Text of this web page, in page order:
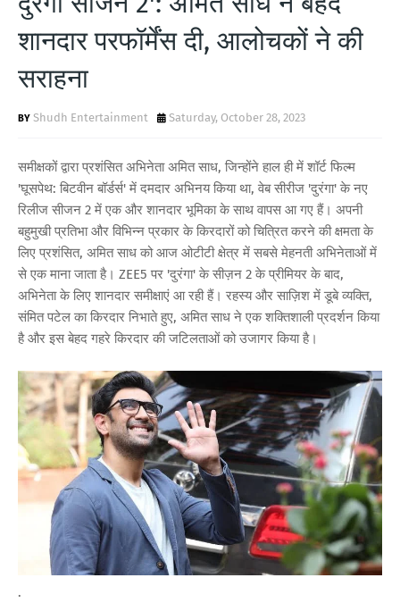
T
S
शानदार परफॉर्मेंस दी, आलोचकों ने की
सराहना
Shudh Entertainment Saturday, October 28, 2023
समीक्षकों द्वारा प्रशंसित अभिनेता अमित साध, जिन्होंने हाल ही में शॉर्ट फिल्म
'घूसपेथ: बिटवीन बॉर्डर्स' में दमदार अभिनय किया था, वेब सीरीज 'दुरंगा' के नए
रिलीज सीजन 2 में एक और शानदार भूमिका के साथ वापस आ गए हैं। अपनी
बहुमुखी प्रतिभा और विभिन्न प्रकार के किरदारों को चित्रित करने की क्षमता के
लिए प्रशंसित, अमित साध को आज ओटीटी क्षेत्र में सबसे मेहनती अभिनेताओं में
से एक माना जाता है। ZEE5 पर 'दुरंगा' के सीज़न 2 के प्रीमियर के बाद,
अभिनेता के लिए शानदार समीक्षाएं आ रही हैं। रहस्य और साज़िश में डूबे व्यक्ति,
संमित पटेल का किरदार निभाते हुए, अमित साध ने एक शक्तिशाली प्रदर्शन किया
है और इस बेहद गहरे किरदार की जटिलताओं को उजागर किया है।
.